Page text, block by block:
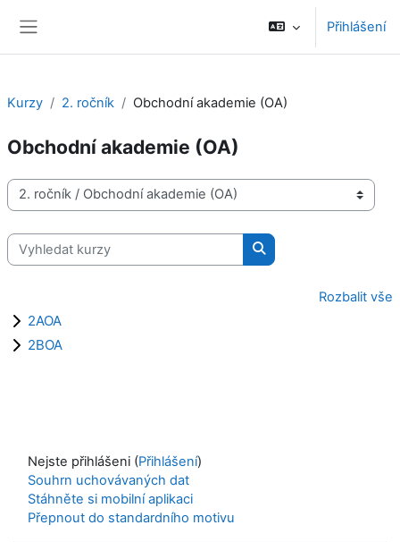
Přihlášení
Kurzy 2. ročník Obchodní akademie (OA)
Obchodní akademie (OA)
Kategorie kurzů
Vyhledat kurzy
Vyhledat kurzy
Rozbalit vše
2AOA
2BOA
Nejste přihlášeni (Přihlášení)
Souhrn uchovávaných dat
Stáhněte si mobilní aplikaci
Přepnout do standardního motivu